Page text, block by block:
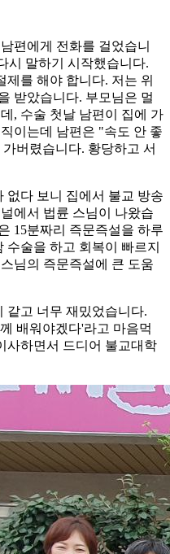
편에게 전화를 걸었습니
시 말하기 시작했습니다.
를 해야 합니다. 저는 위
받았습니다. 부모님은 멀
, 수술 첫날 남편이 집에 가
이는데 남편은 "속도 안 좋
버렸습니다. 황당하고 서
없다 보니 집에서 불교 방송
에서 법륜 스님이 나왔습
15분짜리 즉문즉설을 하루
술을 하고 회복이 빠르지
님의 즉문즉설에 큰 도움
같고 너무 재밌었습니다.
배워야겠다'라고 마음먹
사하면서 드디어 불교대학